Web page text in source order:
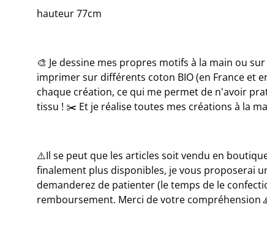
hauteur 77cm
🎨 Je dessine mes propres motifs à la main ou
imprimer sur différents coton BIO (en France et
chaque création, ce qui me permet de n'avoir
tissu ! ✂️ Et je réalise toutes mes créations à la
⚠️Il se peut que les articles soit vendu en
finalement plus disponibles, je vous proposerai
demanderez de patienter (le temps de le
remboursement. Merci de votre compréhension